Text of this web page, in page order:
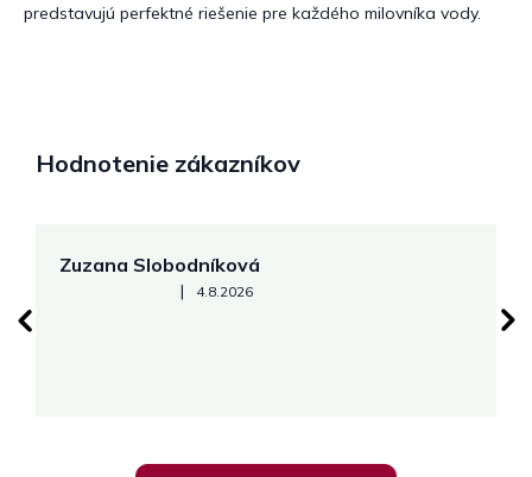
predstavujú perfektné riešenie pre každého milovníka vody.
Hodnotenie zákazníkov
Zuzana Slobodníková
Hodnotenie obchodu je 5 z 5 hviezdičiek.
| 4.8.2026